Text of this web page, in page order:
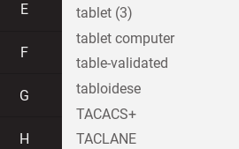
E
F
G
H
tablet (3)
tablet computer
table-validated
tabloidese
TACACS+
TACLANE